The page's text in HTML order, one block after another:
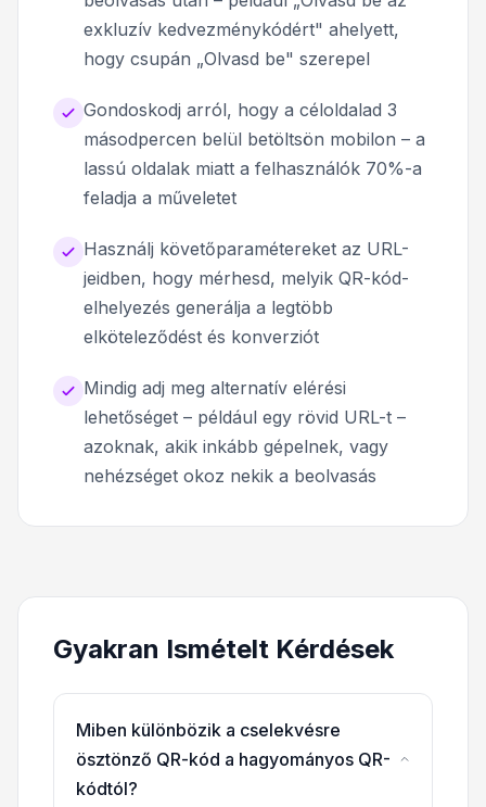
exkluzív kedvezménykódért" ahelyett,
hogy csupán „Olvasd be" szerepel
Gondoskodj arról, hogy a céloldalad 3
másodpercen belül betöltsön mobilon – a
lassú oldalak miatt a felhasználók 70%-a
feladja a műveletet
Használj követőparamétereket az URL-
jeidben, hogy mérhesd, melyik QR-kód-
elhelyezés generálja a legtöbb
elköteleződést és konverziót
Mindig adj meg alternatív elérési
lehetőséget – például egy rövid URL-t –
azoknak, akik inkább gépelnek, vagy
nehézséget okoz nekik a beolvasás
Gyakran Ismételt Kérdések
Miben különbözik a cselekvésre
ösztönző QR-kód a hagyományos QR-
kódtól?